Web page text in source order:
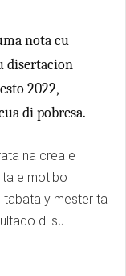
nota cu
disertacion
2022,
di pobresa.
na crea e
ta e motibo
tabata y mester ta
di su